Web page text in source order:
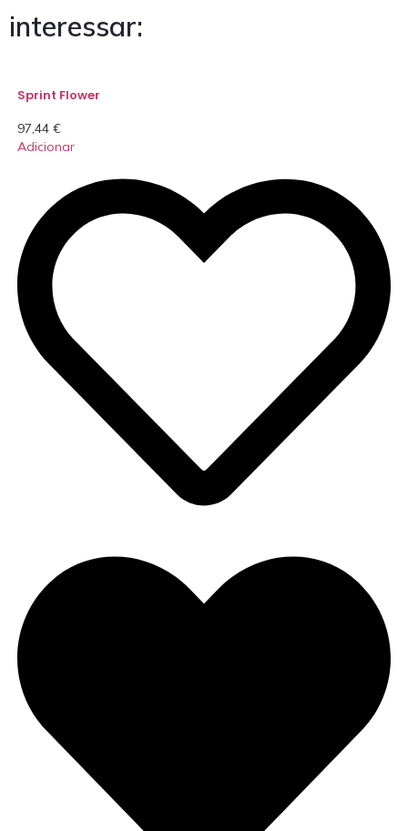
interessar:
Sprint Flower
97,44 €
Adicionar